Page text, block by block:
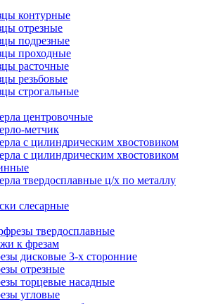
контурные
отрезные
подрезные
проходные
расточные
резьбовые
строгальные
центровочные
метчик
с цилиндрическим хвостовиком
с цилиндрическим хвостовиком
твердосплавные ц/х по металлу
слесарные
твердосплавные
к фрезам
дисковые 3-х сторонние
отрезные
торцевые насадные
угловые